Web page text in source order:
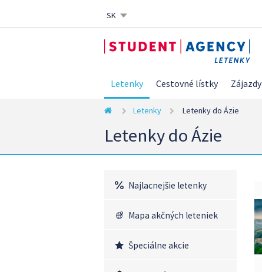
SK
CZ
EN
DE
Letenky Cestovné lístky Zájazdy
Letenky Letenky do Ázie
Letenky do Ázie
Najlacnejšie letenky
Mapa akčných leteniek
Špeciálne akcie